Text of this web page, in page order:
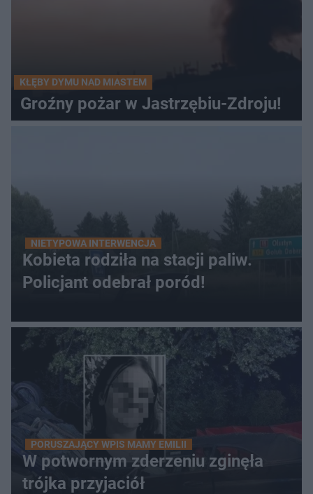
KŁĘBY DYMU NAD MIASTEM
Groźny pożar w Jastrzębiu-Zdroju!
NIETYPOWA INTERWENCJA
Kobieta rodziła na stacji paliw.
Policjant odebrał poród!
PORUSZAJĄCY WPIS MAMY EMILII
W potwornym zderzeniu zginęła
trójka przyjaciół